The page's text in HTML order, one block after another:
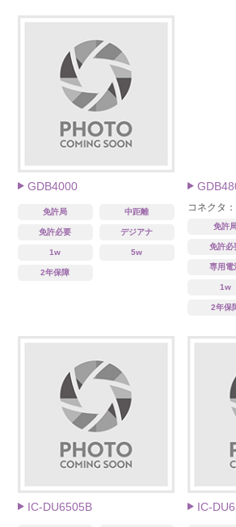
GDB4000
免許局 中距離
免許必要 デジアナ
1w 5w
2年保障
コネクタ
免許
免許必
専用電
1w
2年保
IC-DU6505B IC-